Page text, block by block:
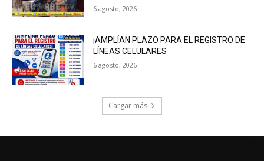
6 agosto, 2026
¡AMPLÍAN PLAZO PARA EL REGISTRO DE
LÍNEAS CELULARES
6 agosto, 2026
Cargar más